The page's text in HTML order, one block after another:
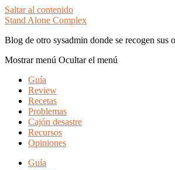
Saltar al contenido
Stand Alone Complex
Blog de otro sysadmin donde se recogen sus
Mostrar menú Ocultar el menú
Guía
Review
Recetas
Problemas
Cajón desastre
Recursos
Opiniones
Guía